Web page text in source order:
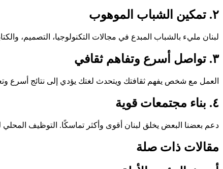
٢. تمكين الشباب الموهوب
لبنان مليء بالشباب المبدع في مجالات التكنولوجيا، التصميم،
٣. تواصل أسرع وتفاهم ثقافي
العمل مع شخص يفهم ثقافتك ويتحدث لغتك يؤدي إلى نتائج أسرع
٤. بناء مجتمعات قوية
دعم بعضنا البعض يخلق لبنان أقوى وأكثر تماسكًا. التوظيف
مقالات ذات صلة